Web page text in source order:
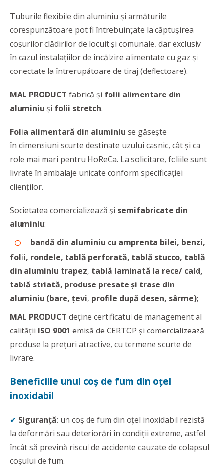
Tuburile flexibile din aluminiu și armăturile
corespunzătoare pot fi întrebuințate la căptușirea
coșurilor clădirilor de locuit și comunale, dar exclusiv
în cazul instalațiilor de încălzire alimentate cu gaz și
conectate la întrerupătoare de tiraj (deflectoare).
MAL PRODUCT fabrică și folii alimentare din
aluminiu și folii stretch.
Folia alimentară din aluminiu se găsește
în dimensiuni scurte destinate uzului casnic, cât și ca
role mai mari pentru HoReCa. La solicitare, foliile sunt
livrate în ambalaje unicate conform specificației
clienților.
Societatea comercializează și semifabricate din
aluminiu:
bandă din aluminiu cu amprenta bilei, benzi,
folii, rondele, tablă perforată, tablă stucco, tablă
din aluminiu trapez, tablă laminată la rece/ cald,
tablă striată, produse presate şi trase din
aluminiu (bare, țevi, profile după desen, sârme);
MAL PRODUCT deține certificatul de management al
calității ISO 9001 emisă de CERTOP și comercializează
produse la prețuri atractive, cu termene scurte de
livrare.
Beneficiile unui coș de fum din oțel
inoxidabil
✔ Siguranță: un coș de fum din oțel inoxidabil rezistă
la deformări sau deteriorări în condiții extreme, astfel
încât să prevină riscul de accidente cauzate de colapsul
coșului de fum.